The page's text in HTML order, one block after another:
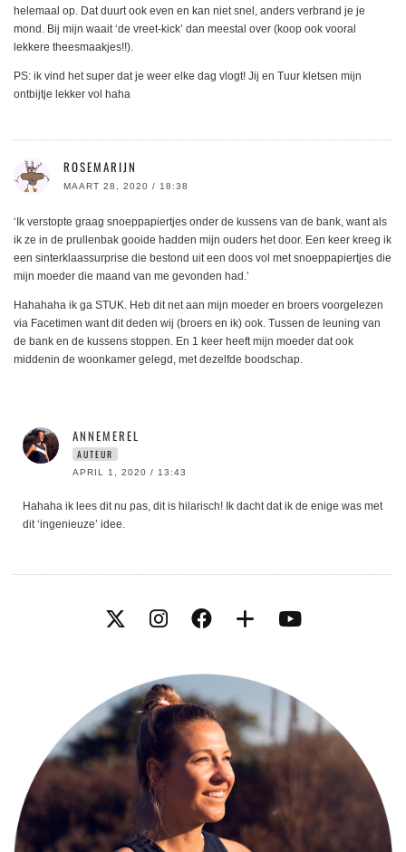
helemaal op. Dat duurt ook even en kan niet snel, anders verbrand je je
mond. Bij mijn waait ‘de vreet-kick’ dan meestal over (koop ook vooral
lekkere theesmaakjes!!).
PS: ik vind het super dat je weer elke dag vlogt! Jij en Tuur kletsen mijn
ontbijtje lekker vol haha
ROSEMARIJN
MAART 28, 2020 / 18:38
‘Ik verstopte graag snoeppapiertjes onder de kussens van de bank, want als
ik ze in de prullenbak gooide hadden mijn ouders het door. Een keer kreeg ik
een sinterklaassurprise die bestond uit een doos vol met snoeppapiertjes die
mijn moeder die maand van me gevonden had.’
Hahahaha ik ga STUK. Heb dit net aan mijn moeder en broers voorgelezen
via Facetimen want dit deden wij (broers en ik) ook. Tussen de leuning van
de bank en de kussens stoppen. En 1 keer heeft mijn moeder dat ook
middenin de woonkamer gelegd, met dezelfde boodschap.
ANNEMEREL
AUTEUR
APRIL 1, 2020 / 13:43
Hahaha ik lees dit nu pas, dit is hilarisch! Ik dacht dat ik de enige was met
dit ‘ingenieuze’ idee.